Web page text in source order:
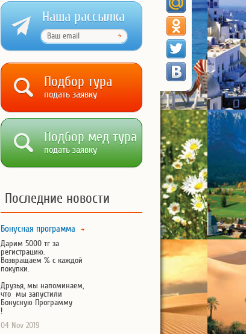
Наша рассылка
Подбор тура
подать заявку
Подбор мед тура
подать заявку
Последние новости
Бонусная программа
Дарим 5000 тг за
регистрацию.
Возвращаем % с каждой
покупки.
Друзья, мы напоминаем,
что мы запустили
Бонусную Программу
!
04 Nov 2019